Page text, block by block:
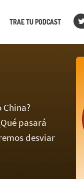
TRAE TU PODCAST
China?
pasará
desviar